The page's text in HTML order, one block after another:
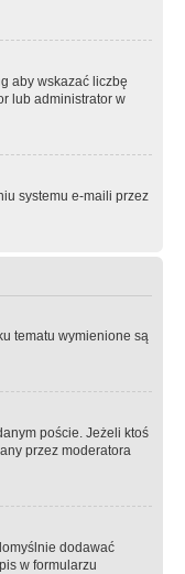
aby wskazać liczbę
lub administrator w
systemu e-maili przez
tematu wymienione są
poście. Jeżeli ktoś
przez moderatora
dodawać
w formularzu